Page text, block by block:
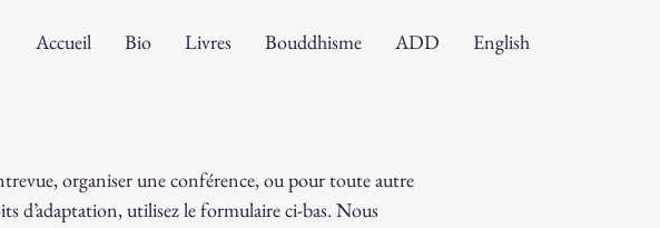
Accueil Bio Livres Bouddhisme ADD English
organiser une conférence, ou pour toute autre
d’adaptation, utilisez le formulaire ci-bas. Nous